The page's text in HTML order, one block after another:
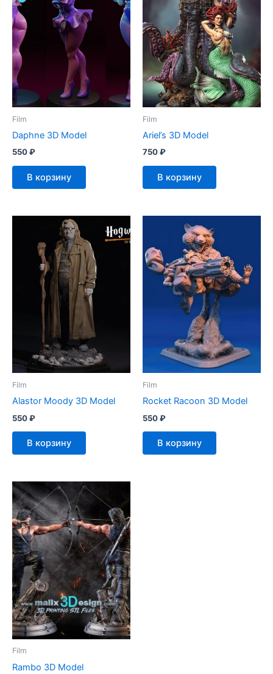
Film
Daphne 3D Model
550₽
В корзину
Film
Ariel’s 3D Model
750₽
В корзину
Film
Alastor Moody 3D Model
550₽
В корзину
Film
Rocket Racoon 3D Model
550₽
В корзину
Film
Rambo 3D Model